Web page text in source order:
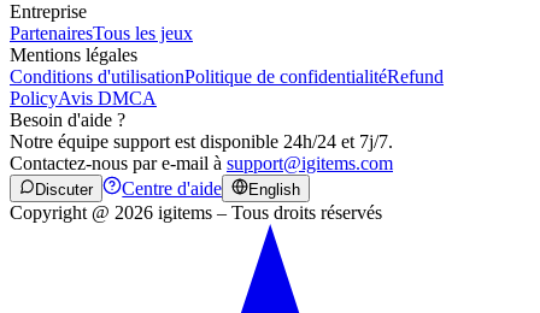
Entreprise
PartenairesTous les jeux
Mentions légales
Conditions d'utilisationPolitique de confidentialitéRefund
PolicyAvis DMCA
Besoin d'aide ?
Notre équipe support est disponible 24h/24 et 7j/7.
Contactez-nous par e-mail à support@igitems.com
Discuter Centre d'aide English
Copyright @ 2026 igitems – Tous droits réservés